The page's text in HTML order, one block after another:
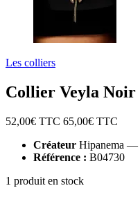
Les colliers
Collier Veyla Noir
52,00€ TTC 65,00€ TTC
Créateur Hipanema —
Référence : B04730
1 produit en stock